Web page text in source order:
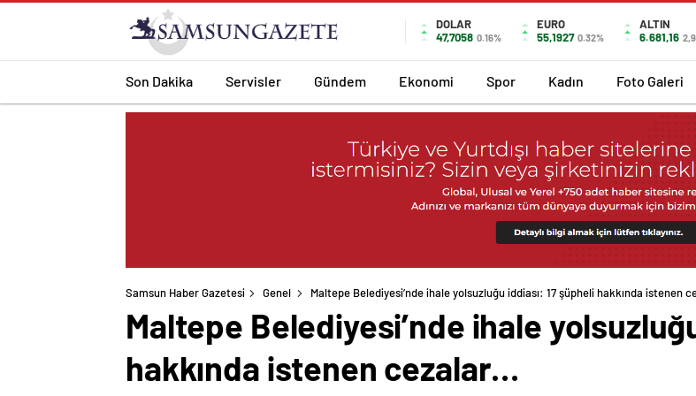
DOLAR
47,7058 0.16%
EURO
55,1927 0.32%
ALTIN
6.681,16
Son Dakika Servisler Gündem Ekonomi Spor Kadın Foto Galeri
Samsun Haber Gazetesi Genel Maltepe Belediyesi’nde ihale yolsuzluğu iddiası: 17 şüpheli hakkında istenen
Maltepe Belediyesi’nde ihale
hakkında istenen cezalar…